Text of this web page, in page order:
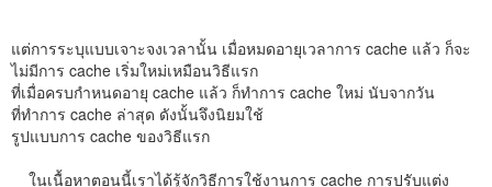
แต่การระบุแบบเจาะจงเวลานั้น เมื่อหมดอายุเวลาการ cache แล้ว ก็จะ
ไม่มีการ cache เริ่มใหม่เหมือนวิธีแรก
ที่เมื่อครบกำหนดอายุ cache แล้ว ก็ทำการ cache ใหม่ นับจากวัน
ที่ทำการ cache ล่าสุด ดังนั้นจึงนิยมใช้
รูปแบบการ cache ของวิธีแรก
ในเนื้อหาตอนนี้เราได้รู้จักวิธีการใช้งานการ cache การปรับแต่ง